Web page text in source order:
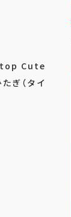
Cute
ぎ（タイ